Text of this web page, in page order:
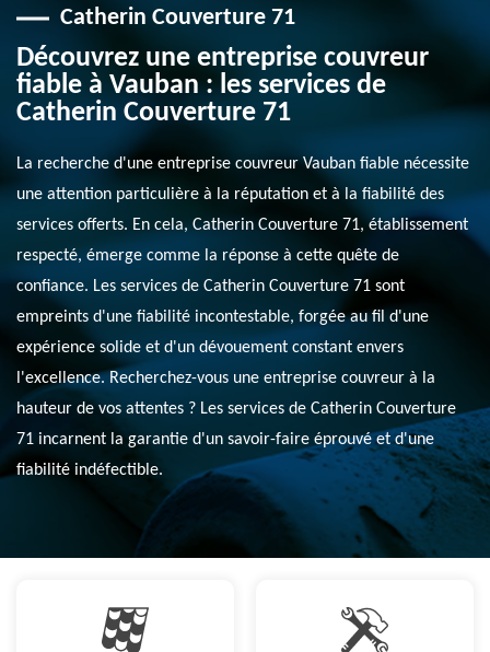
Catherin Couverture 71
Découvrez une entreprise couvreur
fiable à Vauban : les services de
Catherin Couverture 71
La recherche d'une entreprise couvreur Vauban fiable nécessite
une attention particulière à la réputation et à la fiabilité des
services offerts. En cela, Catherin Couverture 71, établissement
respecté, émerge comme la réponse à cette quête de
confiance. Les services de Catherin Couverture 71 sont
empreints d'une fiabilité incontestable, forgée au fil d'une
expérience solide et d'un dévouement constant envers
l'excellence. Recherchez-vous une entreprise couvreur à la
hauteur de vos attentes ? Les services de Catherin Couverture
71 incarnent la garantie d'un savoir-faire éprouvé et d'une
fiabilité indéfectible.